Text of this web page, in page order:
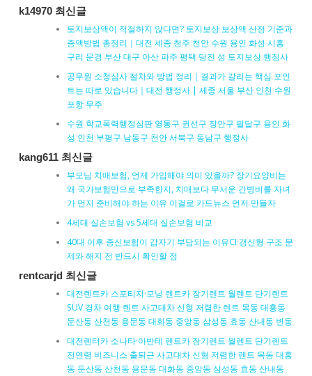
k14970 최신글
토지보상액이 적절하지 않다면? 토지보상 보상액 산정 기준과
증액방법 총정리｜대전 세종 청주 천안 수원 용인 화성 시흥
구리 문경 부산 대구 아산 파주 평택 당진 성 토지보상 행정사
공무원 소청심사 절차와 방법 정리｜결과가 갈리는 핵심 포인
트는 따로 있습니다｜대전 행정사 | 세종 서울 부산 인천 수원
포항 무주
수원 학교폭력행정심판 영통구 권선구 장안구 팔달구 용인 화
성 인천 부평구 남동구 천안 서북구 동남구 행정사
kang611 최신글
부모님 치매보험, 언제 가입해야 의미 있을까? 장기요양비는
왜 국가보험만으로 부족한지, 치매보다 무서운 간병비를 자녀
가 먼저 준비해야 하는 이유 이걸로 카드뉴스 먼저 만들자
4세대 실손보험 vs 5세대 실손보험 비교
40대 이후 종신보험이 갑자기 부담되는 이유CI·갱신형 구조 문
제와 해지 전 반드시 확인할 점
rentcarjd 최신글
대전렌트카 스포티지·모닝 렌트카 장기렌트 월렌트 단기렌트
SUV 경차 여행 렌트 사고대차 신형 저렴한 렌트 목동 대흥동
둔산동 산천동 용문동 대화동 중앙동 삼성동 효동 산내동 변동
대전렌터카 소나타·아반테 렌트카 장기렌트 월렌트 단기렌트
전연령 비즈니스 출퇴근 사고대차 신형 저렴한 렌트 목동 대흥
동 둔산동 산천동 용문동 대화동 중앙동 삼성동 효동 산내동